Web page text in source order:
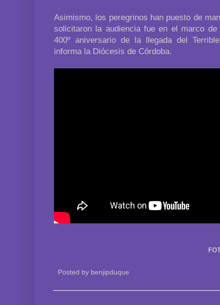
Asimismo, los peregrinos han puesto de
solicitaron la audiencia fue en el marco
400º aniversario de la llegada del
informa la Diócesis de Córdoba.
Posted by benjipduque